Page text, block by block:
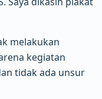
melakukan
kegiatan
tidak ada unsur